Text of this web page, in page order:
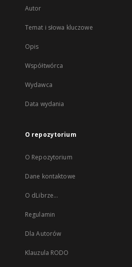
Autor
Temat i słowa kluczowe
Opis
Współtwórca
Wydawca
Data wydania
O repozytorium
O Repozytorium
Dane kontaktowe
O dLibrze...
Regulamin
Dla Autorów
Klauzula RODO